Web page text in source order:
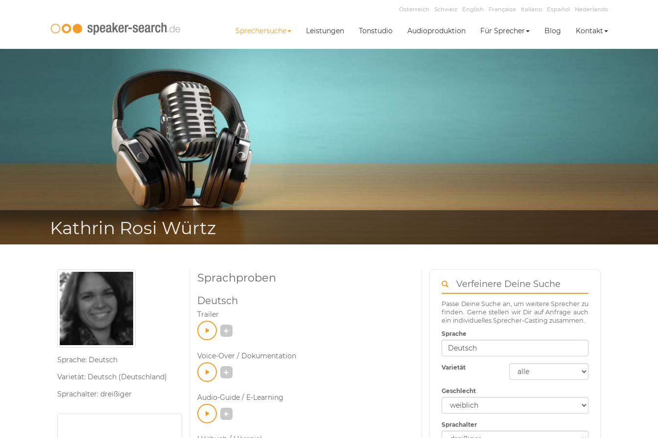
Österreich Schweiz English Française Italiano Español Nederlands
Sprechersuche Leistungen Tonstudio Audioproduktion Für Sprecher Blog Kontakt
Kathrin Rosi Würtz
Sprache: Deutsch
Varietät: Deutsch (Deutschland)
Sprachalter: dreißiger
Sprachproben
Deutsch
Trailer
Voice-Over / Dokumentation
Audio-Guide / E-Learning
Verfeinere Deine Suche
Passe Deine Suche an, um weitere Sprecher zu
finden. Gerne stellen wir Dir auf Anfrage auch
ein individuelles Sprecher-Casting zusammen.
Sprache
Varietät
Geschlecht
Sprachalter